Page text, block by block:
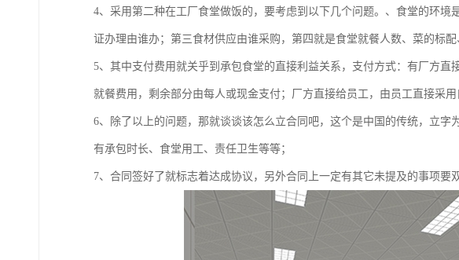
4、采用第二种在工厂食堂做饭的，要考虑到以下几个问题。、食堂的环境
证办理由谁办；第三食材供应由谁采购，第四就是食堂就餐人数、菜的标配
5、其中支付费用就关乎到承包食堂的直接利益关系，支付方式：有厂方
就餐费用，剩余部分由每人或现金支付；厂方直接给员工，由员工直接采用
6、除了以上的问题，那就谈谈该怎么立合同吧，这个是中国的传统，立
有承包时长、食堂用工、责任卫生等等；
7、合同签好了就标志着达成协议，另外合同上一定有其它未提及的事项要